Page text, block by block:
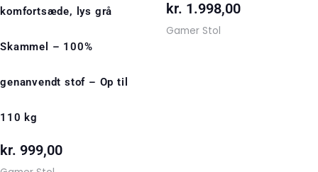
komfortsæde, lys grå
Skammel – 100%
genanvendt stof – Op til
110 kg
kr. 999,00
kr. 1.998,00
Gamer Stol